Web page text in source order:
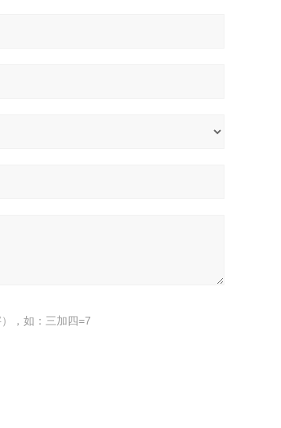
，如：三加四=7